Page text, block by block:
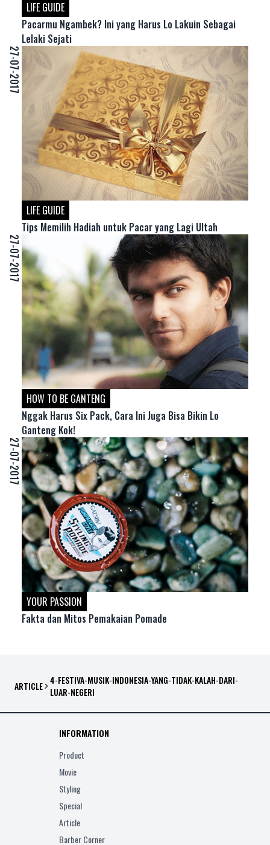
LIFE GUIDE
Pacarmu Ngambek? Ini yang Harus Lo Lakuin Sebagai
Lelaki Sejati
27-07-2017
LIFE GUIDE
Tips Memilih Hadiah untuk Pacar yang Lagi Ultah
27-07-2017
HOW TO BE GANTENG
Nggak Harus Six Pack, Cara Ini Juga Bisa Bikin Lo
Ganteng Kok!
27-07-2017
YOUR PASSION
Fakta dan Mitos Pemakaian Pomade
ARTICLE 4-FESTIVA-MUSIK-INDONESIA-YANG-TIDAK-KALAH-DARI-
LUAR-NEGERI
INFORMATION
Product
Movie
Styling
Special
Article
Barber Corner